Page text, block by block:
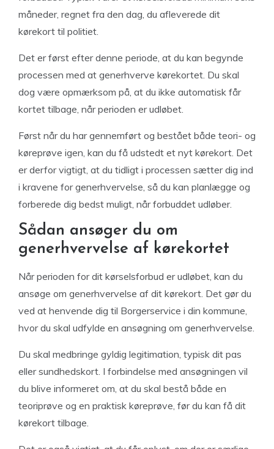
måneder, regnet fra den dag, du afleverede dit
kørekort til politiet.
Det er først efter denne periode, at du kan begynde
processen med at generhverve kørekortet. Du skal
dog være opmærksom på, at du ikke automatisk får
kortet tilbage, når perioden er udløbet.
Først når du har gennemført og bestået både teori- og
køreprøve igen, kan du få udstedt et nyt kørekort. Det
er derfor vigtigt, at du tidligt i processen sætter dig ind
i kravene for generhvervelse, så du kan planlægge og
forberede dig bedst muligt, når forbuddet udløber.
Sådan ansøger du om
generhvervelse af kørekortet
Når perioden for dit kørselsforbud er udløbet, kan du
ansøge om generhvervelse af dit kørekort. Det gør du
ved at henvende dig til Borgerservice i din kommune,
hvor du skal udfylde en ansøgning om generhvervelse.
Du skal medbringe gyldig legitimation, typisk dit pas
eller sundhedskort. I forbindelse med ansøgningen vil
du blive informeret om, at du skal bestå både en
teoriprøve og en praktisk køreprøve, før du kan få dit
kørekort tilbage.